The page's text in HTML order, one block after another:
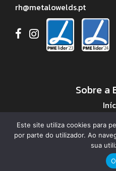
rh@metalowelds.pt
Sobre a
Áreas de
Este site utiliza cookies para
por parte do utilizador. Ao
sua